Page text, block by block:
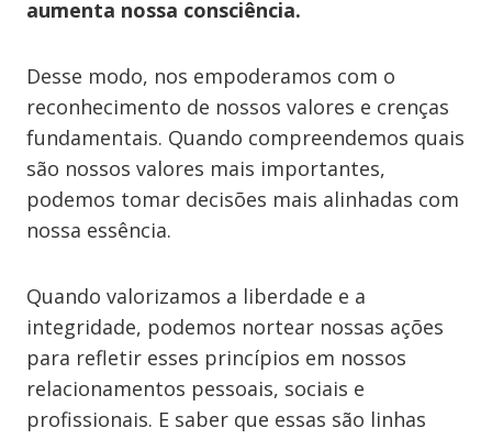
aumenta nossa consciência.
Desse modo, nos empoderamos com o
reconhecimento de nossos valores e crenças
fundamentais. Quando compreendemos quais
são nossos valores mais importantes,
podemos tomar decisões mais alinhadas com
nossa essência.
Quando valorizamos a liberdade e a
integridade, podemos nortear nossas ações
para refletir esses princípios em nossos
relacionamentos pessoais, sociais e
profissionais. E saber que essas são linhas